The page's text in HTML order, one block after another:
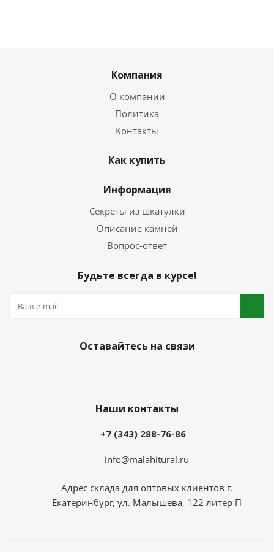
Компания
О компании
Политика
Контакты
Как купить
Информация
Секреты из шкатулки
Описание камней
Вопрос-ответ
Будьте всегда в курсе!
Оставайтесь на связи
Наши контакты
+7 (343) 288-76-86
info@malahitural.ru
Адрес склада для оптовых клиентов г.
Екатеринбург, ул. Малышева, 122 литер П